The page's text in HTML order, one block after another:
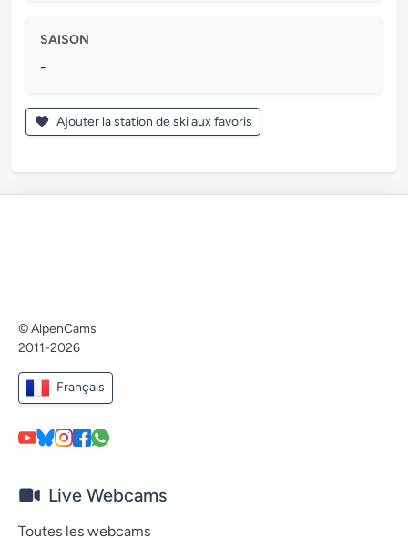
SAISON
-
Ajouter la station de ski aux favoris
© AlpenCams
2011-2026
Français
Live Webcams
Toutes les webcams